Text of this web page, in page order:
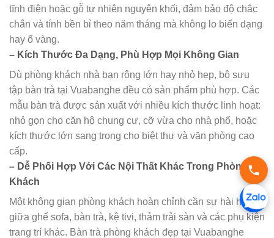
tĩnh điện hoặc gỗ tự nhiên nguyên khối, đảm bảo độ chắc
chắn và tính bền bỉ theo năm tháng mà không lo biến dạng
hay ố vàng.
– Kích Thước Đa Dạng, Phù Hợp Mọi Không Gian
Dù phòng khách nhà bạn rộng lớn hay nhỏ hẹp, bộ sưu
tập bàn trà tại Vuabanghe đều có sản phẩm phù hợp. Các
mẫu bàn trà được sản xuất với nhiều kích thước linh hoạt:
nhỏ gọn cho căn hộ chung cư, cỡ vừa cho nhà phố, hoặc
kích thước lớn sang trọng cho biệt thự và văn phòng cao
cấp.
– Dễ Phối Hợp Với Các Nội Thất Khác Trong Phòng
Khách
Một không gian phòng khách hoàn chỉnh cần sự hài hòa
giữa ghế sofa, bàn trà, kệ tivi, thảm trải sàn và các phụ kiện
trang trí khác. Bàn trà phòng khách đẹp tại Vuabanghe